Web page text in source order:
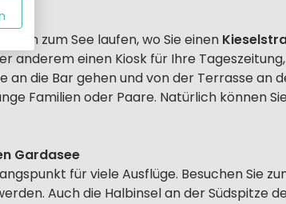
zum See laufen, wo Sie einen
anderem einen Kiosk für Ihre
an die Bar gehen und von der Terrasse an
Familien oder Paare. Natürlich können
Gardasee
für viele Ausflüge. Besuchen Sie
Auch die Halbinsel an der Südspitze